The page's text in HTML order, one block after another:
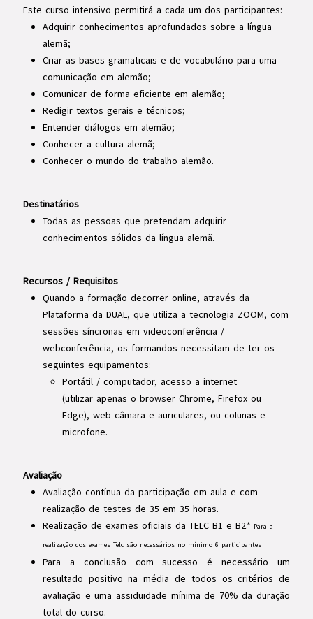
Este curso intensivo permitirá a cada um dos participantes:
Adquirir conhecimentos aprofundados sobre a língua
alemã;
Criar as bases gramaticais e de vocabulário para uma
comunicação em alemão;
Comunicar de forma eficiente em alemão;
Redigir textos gerais e técnicos;
Entender diálogos em alemão;
Conhecer a cultura alemã;
Conhecer o mundo do trabalho alemão.
Destinatários
Todas as pessoas que pretendam adquirir
conhecimentos sólidos da língua alemã.
Recursos / Requisitos
Quando a formação decorrer online, através da
Plataforma da DUAL, que utiliza a tecnologia ZOOM, com
sessões síncronas em videoconferência /
webconferência, os formandos necessitam de ter os
seguintes equipamentos:
Portátil / computador, acesso a internet
(utilizar apenas o browser Chrome, Firefox ou
Edge), web câmara e auriculares, ou colunas e
microfone.
Avaliação
Avaliação contínua da participação em aula e com
realização de testes de 35 em 35 horas.
Realização de exames oficiais da TELC B1 e B2.* Para a
realização dos exames Telc são necessários no mínimo 6 participantes
Para a conclusão com sucesso é necessário um
resultado positivo na média de todos os critérios de
avaliação e uma assiduidade mínima de 70% da duração
total do curso.